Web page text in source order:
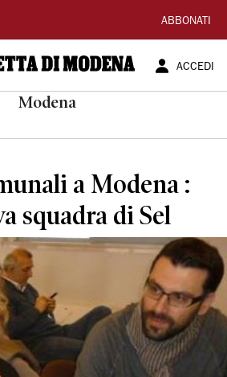
ABBONATI
ACCEDI
Modena
a Modena :
squadra di Sel